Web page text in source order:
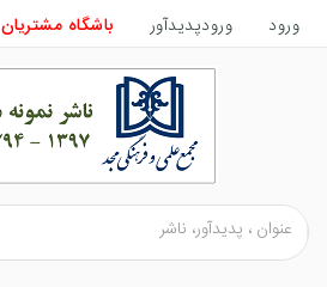
ورود ورودپدیدآور باشگاه مشتریان